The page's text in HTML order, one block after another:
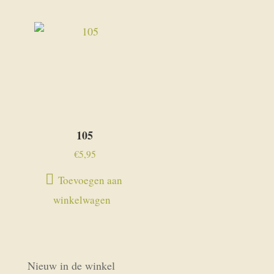
105
€5,95
Toevoegen aan
winkelwagen
Nieuw in de winkel